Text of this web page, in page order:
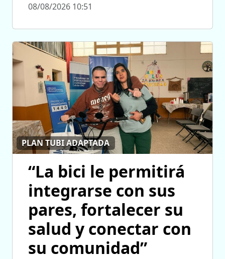
08/08/2026 10:51
PLAN TUBI ADAPTADA
“La bici le permitirá
integrarse con sus
pares, fortalecer su
salud y conectar con
su comunidad”